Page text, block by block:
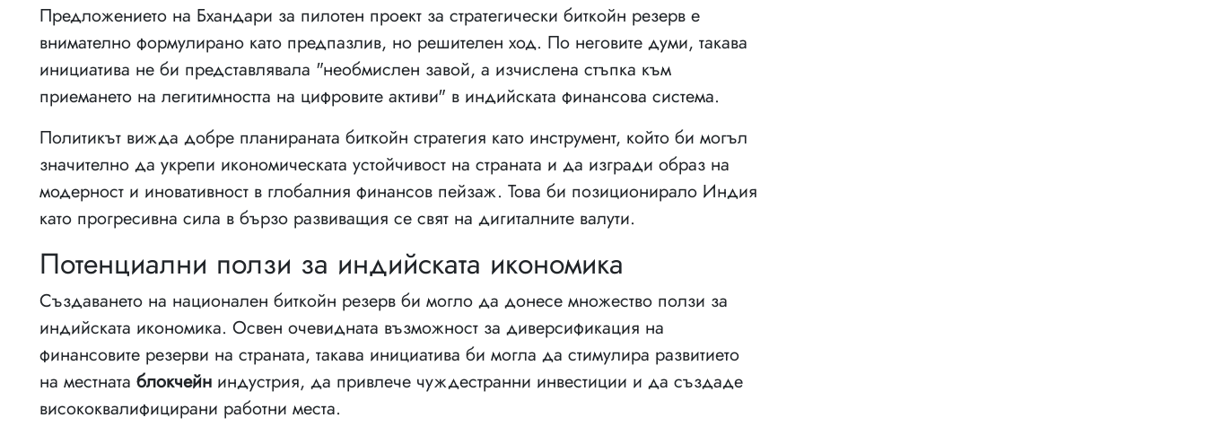
Предложението на Бхандари за пилотен проект за стратегически биткойн резерв е
внимателно формулирано като предпазлив, но решителен ход. По неговите думи, такава
инициатива не би представлявала "необмислен завой, а изчислена стъпка към
приемането на легитимността на цифровите активи" в индийската финансова система.
Политикът вижда добре планираната биткойн стратегия като инструмент, който би могъл
значително да укрепи икономическата устойчивост на страната и да изгради образ на
модерност и иновативност в глобалния финансов пейзаж. Това би позиционирало Индия
като прогресивна сила в бързо развиващия се свят на дигиталните валути.
Потенциални ползи за индийската икономика
Създаването на национален биткойн резерв би могло да донесе множество ползи за
индийската икономика. Освен очевидната възможност за диверсификация на
финансовите резерви на страната, такава инициатива би могла да стимулира развитието
на местната блокчейн индустрия, да привлече чуждестранни инвестиции и да създаде
висококвалифицирани работни места.